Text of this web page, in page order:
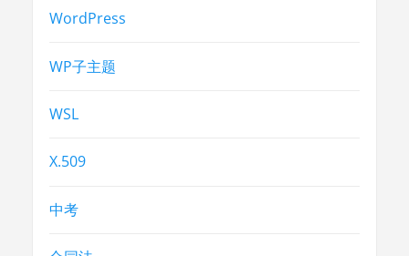
WordPress
WP子主题
WSL
X.509
中考